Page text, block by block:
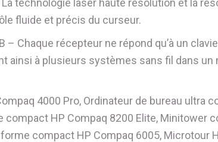
technologie laser haute résolution et la
fluide et précis du curseur.
– Chaque récepteur ne répond qu’à un
ainsi à plusieurs systèmes sans fil dans un
4000 Pro, Ordinateur de bureau ultra
compact HP Compaq 8200 Elite, Minitower
compact HP Compaq 6005, Microtour